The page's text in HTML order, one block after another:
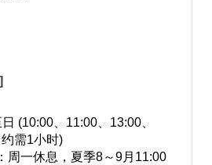
(10:00、11:00、13:00、
需1小时)
周一休息，夏季8～9月11:00